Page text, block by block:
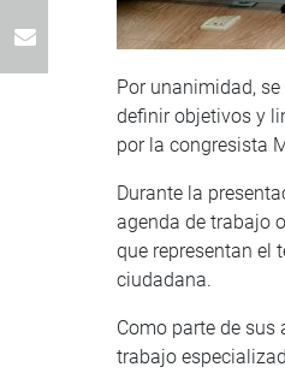
Por unanimidad,
definir objetivos y
por la congresista
Durante la
agenda de trabajo
que representan el
ciudadana.
Como parte de
trabajo